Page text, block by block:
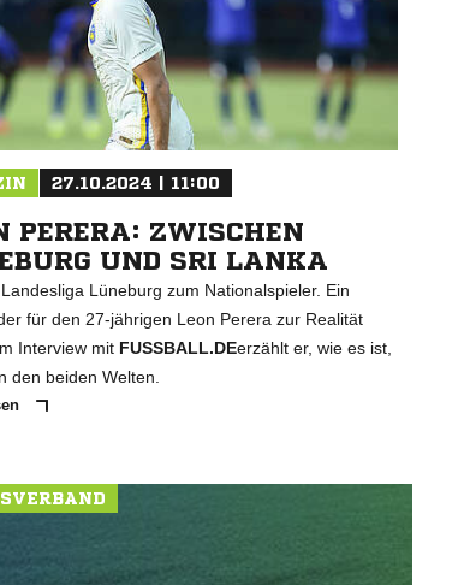
27.10.2024 | 11:00
PERERA: ZWISCHEN
UND SRI LANKA
Lüneburg zum Nationalspieler. Ein
für den 27-jährigen Leon Perera zur Realität
Interview mit FUSSBALL.DEerzählt er, wie es ist,
den beiden Welten.